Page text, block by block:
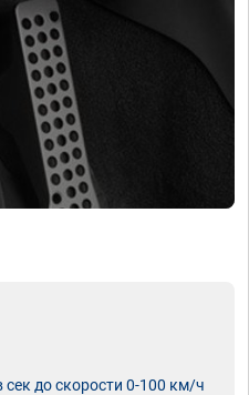
до скорости 0-100 км/ч